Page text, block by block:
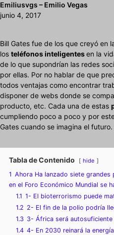
Emiliusvgs – Emilio Vegas
junio 4, 2017
Bill Gates fue de los que creyó en
los teléfonos inteligentesen la
de lo que supondrían las redes
por ellas. Por no hablar de que
todos ventajas como encontrar
disponer de webs donde se
producto, etc. Cada una de estas
cumpliendo poco a poco y por
Gates cuando se imagina el futuro.
Tabla de Contenido hide
1 Ahora Ha lanzado siete
en el Foro Económico Mundial se
1.1 1- El bioterrorismo puede
1.2 2- El fin de la polio podría
1.3 3- África será
1.4 4- En 2030 reinará la